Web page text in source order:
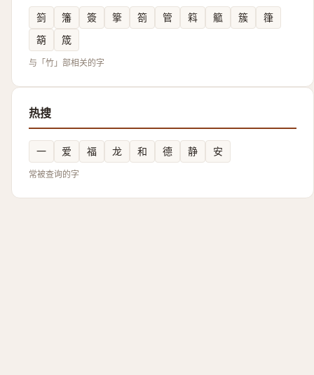
䈩 籓 簽 篫 箚 管 䈖 䉉 簇
箻
箶
筬
与「竹」部相关的字
热搜
一 爱 福 龙 和 德 静 安
常被查询的字